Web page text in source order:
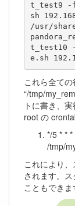
t_test9 -f
sh
/usr/
t_test10 -
e.sh
これら全て
“/tmp/
トに書き、
root の
*/5 * *
/tmp/
これにより
されます。
こともできま